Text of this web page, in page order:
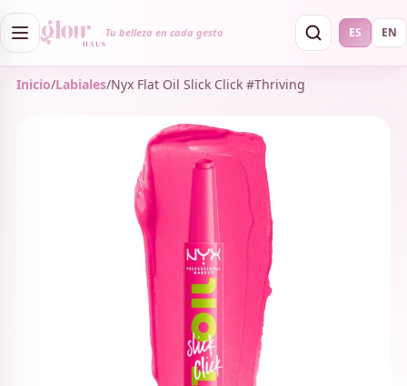
Tu belleza en cada gesto ES EN
Inicio/Labiales/Nyx Flat Oil Slick Click #Thriving